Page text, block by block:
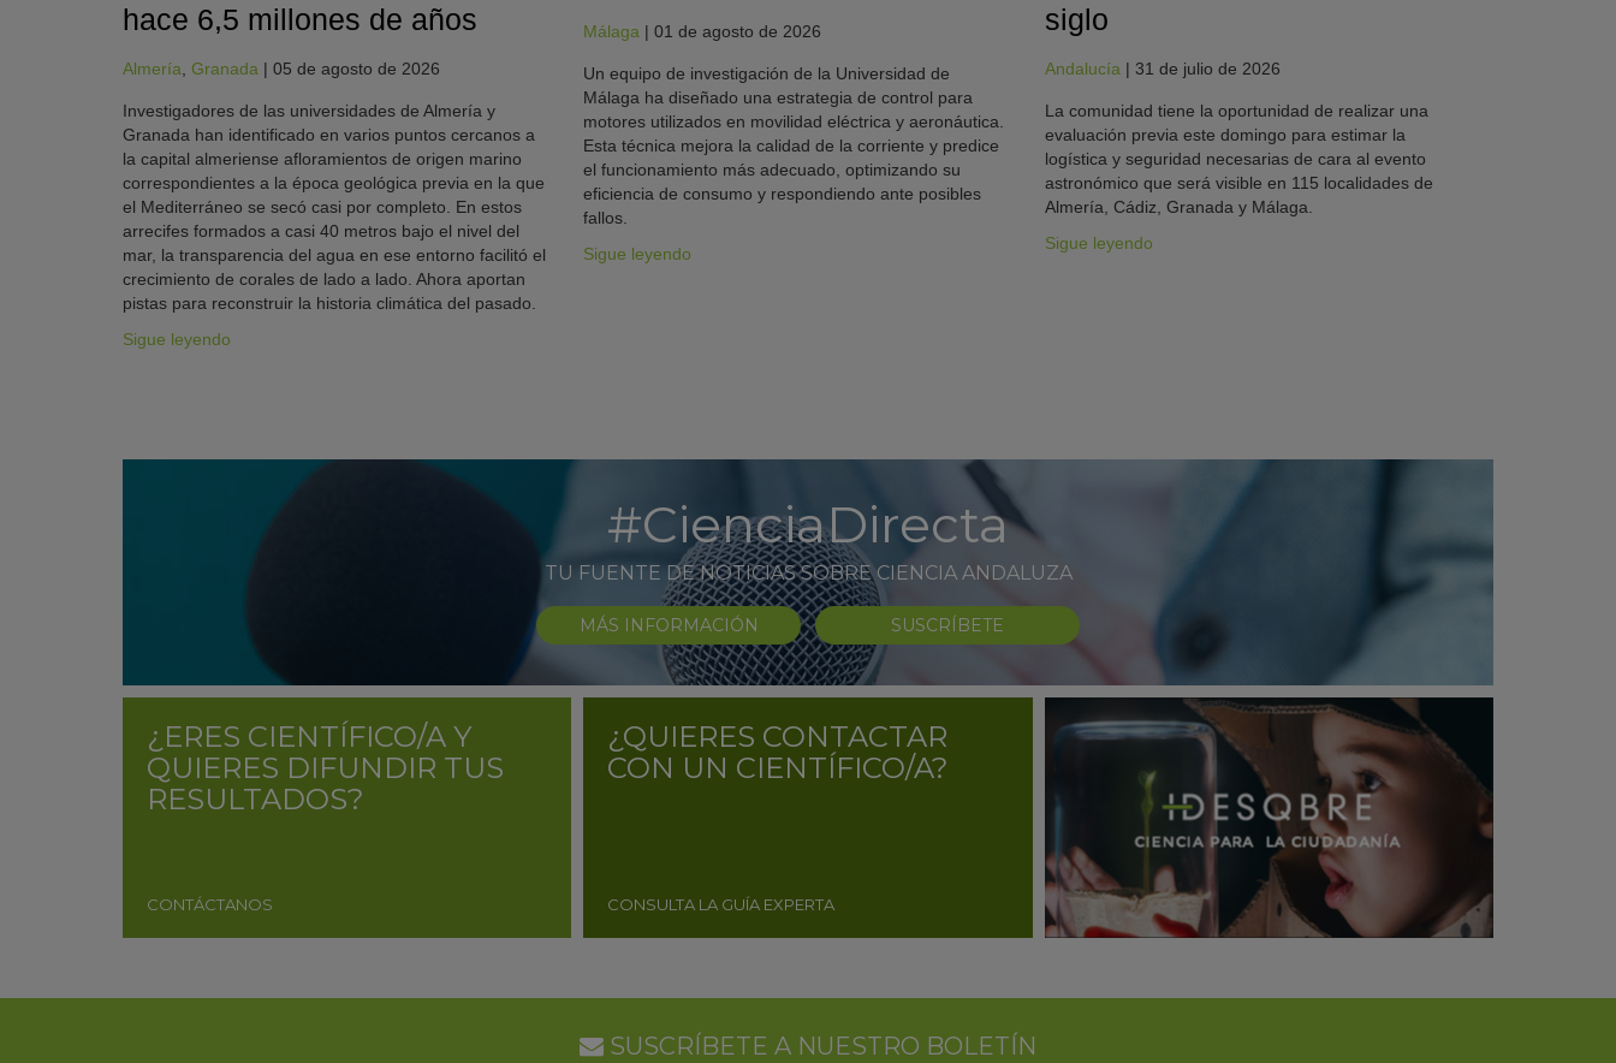
hace 6,5 millones de años
Almería Granada | 05 de agosto de 2026
Investigadores de las universidades de Almería y
Granada han identificado en varios puntos cercanos a
la capital almeriense afloramientos de origen marino
correspondientes a la época geológica previa en la que
el Mediterráneo se secó casi por completo. En estos
arrecifes formados a casi 40 metros bajo el nivel del
mar, la transparencia del agua en ese entorno facilitó el
crecimiento de corales de lado a lado. Ahora aportan
pistas para reconstruir la historia climática del pasado.
Sigue leyendo
Málaga |01 de agosto de 2026
Un equipo de investigación de la Universidad de
Málaga ha diseñado una estrategia de control para
motores utilizados en movilidad eléctrica y aeronáutica.
Esta técnica mejora la calidad de la corriente y predice
el funcionamiento más adecuado, optimizando su
eficiencia de consumo y respondiendo ante posibles
fallos.
Sigue leyendo
siglo
Andalucía | 31 de julio de 2026
La comunidad tiene la oportunidad de realizar una
evaluación previa este domingo para estimar la
logística y seguridad necesarias de cara al evento
astronómico que será visible en 115 localidades de
Almería, Cádiz, Granada y Málaga.
Sigue leyendo
#CienciaDirecta
TU FUENTE DE NOTICIAS SOBRE CIENCIA ANDALUZA
MÁS INFORMACIÓN SUSCRÍBETE
¿ERES CIENTÍFICO/A Y
QUIERES DIFUNDIR TUS
RESULTADOS?
CONTÁCTANOS
¿QUIERES CONTACTAR
CON UN CIENTÍFICO/A?
CONSULTA LA GUÍA EXPERTA
SUSCRÍBETE A NUESTRO BOLETÍN